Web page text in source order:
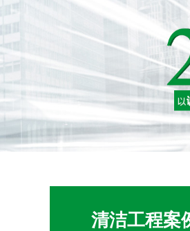
清洁工程案